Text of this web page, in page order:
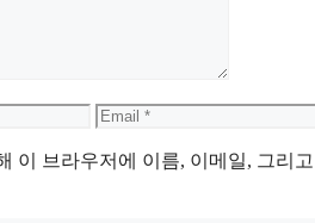
Email
이 브라우저에 이름, 이메일, 그리